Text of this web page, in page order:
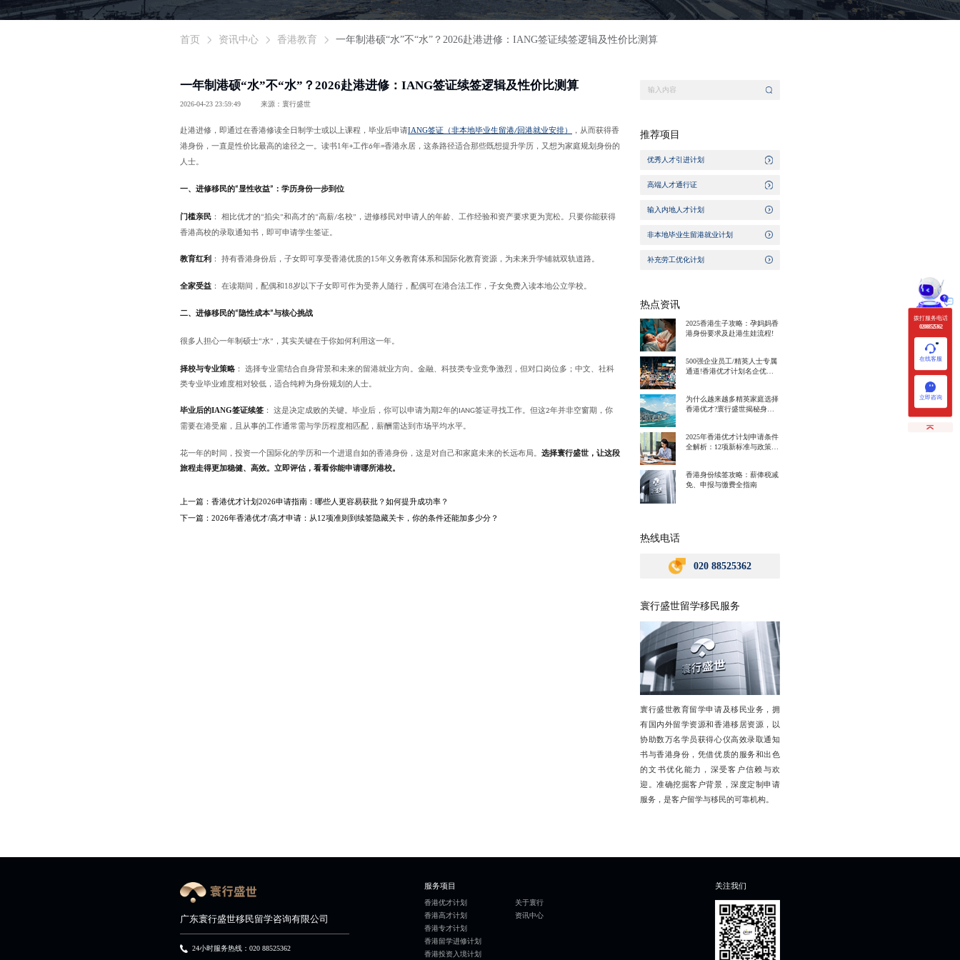
首页 资讯中心 香港教育 一年制港硕“水”不“水”？2026赴港进修：IANG签证续签逻辑及性价比测算
一年制港硕“水”不“水”？2026赴港进修：IANG签证续签逻辑及性价比测算
2026-04-23 23:59:49 来源：寰行盛世
赴港进修，即通过在香港修读全日制学士或以上课程，毕业后申请IANG签证（非本地毕业生留港/回港就业安排）
，从而获得香
港身份，一直是性价比最高的途径之一。读书1年+工作6年=香港永居，这条路径适合那些既想提升学历，又想为家庭规划身份的
人士。
一、进修移民的“显性收益” ：学历身份一步到位
门槛亲民 ： 相比优才的“掐尖”和高才的“高薪/名校” ，进修移民对申请人的年龄、工作经验和资产要求更为宽松。只要你能获得
香港高校的录取通知书，即可申请学生签证。
教育红利 ： 持有香港身份后，子女即可享受香港优质的15年义务教育体系和国际化教育资源，为未来升学铺就双轨道路。
全家受益 ： 在读期间，配偶和18岁以下子女即可作为受养人随行，配偶可在港合法工作，子女免费入读本地公立学校。
二、 进修移民的“隐性成本”与核心挑战
很多人担心一年制硕士“水” ，其实关键在于你如何利用这一年。
择校与专业策略 ：
选择专业需结合自身背景和未来的留港就业方向。金融、科技类专业竞争激烈，但对口岗位多；中文、社科
类专业毕业难度相对较低，适合纯粹为身份规划的人士。
毕业后的IANG签证续签 ： 这是决定成败的关键。毕业后，你可以申请为期2年的IANG签证寻找工作。但这2年并非空窗期，你
需要在港受雇，且从事的工作通常需与学历程度相匹配，薪酬需达到市场平均水平。
花一年的时间，投资一个国际化的学历和一个进退自如的香港身份，这是对自己和家庭未来的长远布局。 选择寰行盛世，让这段
旅程走得更加稳健、高效。立即评估，看看你能申请哪所港校。
上一篇： 香港优才计划2026申请指南：哪些人更容易获批？如何提升成功率？
下一篇： 2026年香港优才/高才申请：从12项准则到续签隐藏关卡，你的条件还能加多少分？
推荐项目
优秀人才引进计划
高端人才通行证
输入内地人才计划
非本地毕业生留港就业计划
补充劳工优化计划
热点资讯
2025香港生子攻略：孕妈妈香
港身份要求及赴港生娃流程!
500强企业员工/精英人士专属
通道!香港优才计划名企优势
为什么越来越多精英家庭选择
香港优才?寰行盛世揭秘身份
2025年香港优才计划申请条件
全解析：12项新标准与政策解
香港身份续签攻略：薪俸税减
免、申报与缴费全指南
热线电话
020 88525362
寰行盛世留学移民服务
寰行盛世教育留学申请及移民业务，拥
有国内外留学资源和香港移居资源，以
协助数万名学员获得心仪高效录取通知
书与香港身份，凭借优质的服务和出色
的文书优化能力，深受客户信赖与欢
迎。准确挖掘客户背景，深度定制申请
服务，是客户留学与移民的可靠机构。
广东寰行盛世移民留学咨询有限公司
24小时服务热线：020 88525362
服务项目
香港优才计划
香港高才计划
香港专才计划
香港留学进修计划
香港投资入境计划
关于寰行
资讯中心
关注我们
拨打服务电话
020 88525362
在线客服
立即咨询